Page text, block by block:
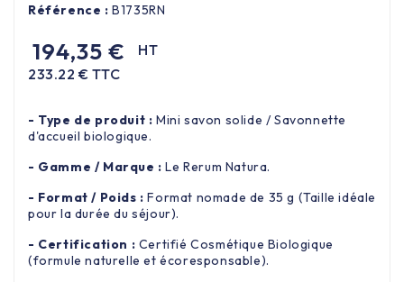
Référence : B1735RN
194,35 €
HT
233.22 € TTC
- Type de produit : Mini savon solide / Savonnette
d'accueil biologique.
- Gamme / Marque : Le Rerum Natura.
- Format / Poids : Format nomade de 35 g (Taille idéale
pour la durée du séjour).
- Certification : Certifié Cosmétique Biologique
(formule naturelle et écoresponsable).